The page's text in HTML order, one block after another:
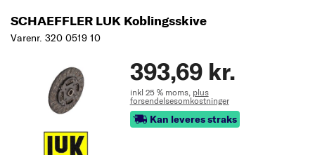
SCHAEFFLER LUK Koblingsskive
Varenr. 320 0519 10
393,69 kr.
inkl 25 % moms, plus
forsendelsesomkostninger
Kan leveres straks